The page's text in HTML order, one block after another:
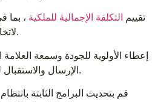
تقييم التكلفة الإجمالية للملكية ، بما
لاتخاذ قرارات شراء مستنيرة.
إعطاء الأولوية للجودة وسمعة العلامة
الإرسال والاستقبال لضمان الموثوقية والدعم.
قم بتحديث البرامج الثابتة